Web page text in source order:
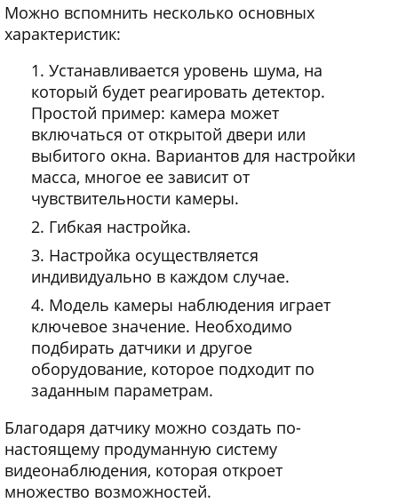
Можно вспомнить несколько основных
характеристик:
Устанавливается уровень шума, на
который будет реагировать детектор.
Простой пример: камера может
включаться от открытой двери или
выбитого окна. Вариантов для настройки
масса, многое ее зависит от
чувствительности камеры.
Гибкая настройка.
Настройка осуществляется
индивидуально в каждом случае.
Модель камеры наблюдения играет
ключевое значение. Необходимо
подбирать датчики и другое
оборудование, которое подходит по
заданным параметрам.
Благодаря датчику можно создать по-
настоящему продуманную систему
видеонаблюдения, которая откроет
множество возможностей.